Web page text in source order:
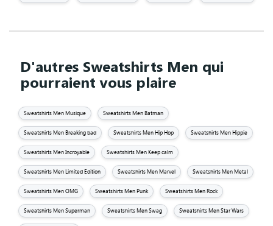
D'autres Sweatshirts Men qui
pourraient vous plaire
Sweatshirts Men Musique Sweatshirts Men Batman
Sweatshirts Men Breaking bad Sweatshirts Men Hip Hop Sweatshirts Men Hippie
Sweatshirts Men Incroyable Sweatshirts Men Keep calm
Sweatshirts Men Limited Edition Sweatshirts Men Marvel Sweatshirts Men Metal
Sweatshirts Men OMG Sweatshirts Men Punk Sweatshirts Men Rock
Sweatshirts Men Superman Sweatshirts Men Swag Sweatshirts Men Star Wars